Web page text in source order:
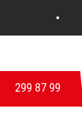
299 87 99